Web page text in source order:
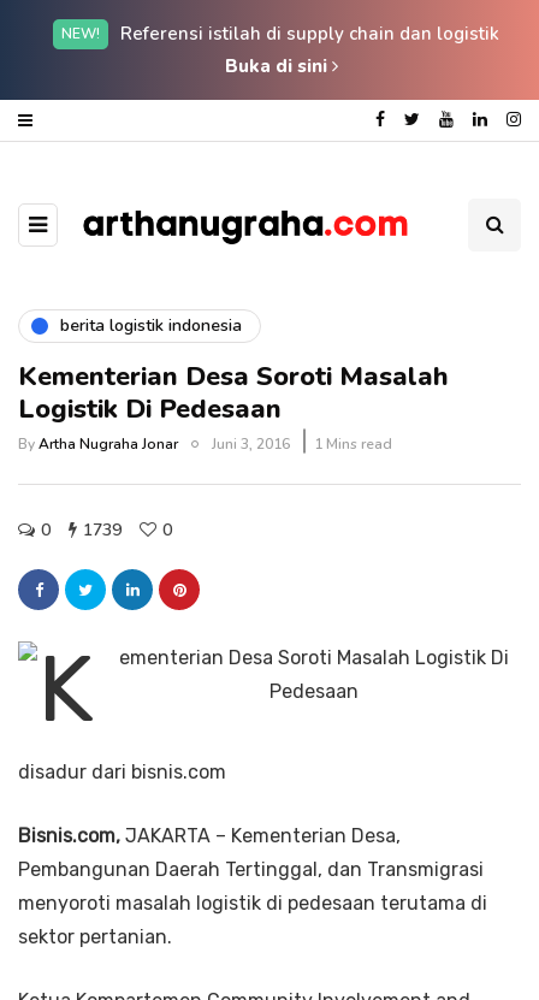
NEW!
Referensi istilah di supply chain dan logistik
Buka di sini
berita logistik indonesia
Kementerian Desa Soroti Masalah
Logistik Di Pedesaan
ByArtha Nugraha Jonar Juni 3, 2016 1 Mins read
0 1739 0
disadur dari bisnis.com
Bisnis.com, JAKARTA – Kementerian Desa,
Pembangunan Daerah Tertinggal, dan Transmigrasi
menyoroti masalah logistik di pedesaan terutama di
sektor pertanian.